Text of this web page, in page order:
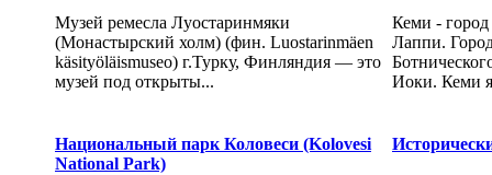
Музей ремесла Луостаринмяки
(Монастырский холм) (фин. Luostarinmäen
käsityöläismuseo) г.Турку, Финляндия — это
музей под открыты...
Кеми -
Лаппи.
Иоки. Кеми
Национальный парк Коловеси (Kolovesi
National Park)